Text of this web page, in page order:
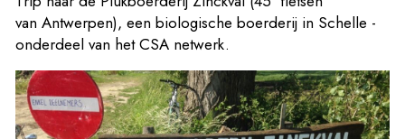
van Antwerpen), een biologische boerderij in Schelle -
onderdeel van hetCSA netwerk.